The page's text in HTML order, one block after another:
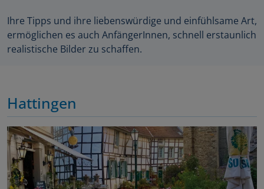
Ihre Tipps und ihre liebenswürdige und einfühlsame Art,
ermöglichen es auch AnfängerInnen, schnell erstaunlich
realistische Bilder zu schaffen.
Hattingen